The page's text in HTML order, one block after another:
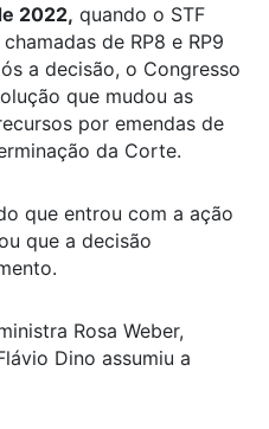
2022, quando o STF
de RP8 e RP9
a decisão, o Congresso
que mudou as
por emendas de
da Corte.
que entrou com a ação
que a decisão
Rosa Weber,
Dino assumiu a